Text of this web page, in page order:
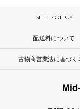
SITE POLICY
配送料について
古物商営業法に基づく